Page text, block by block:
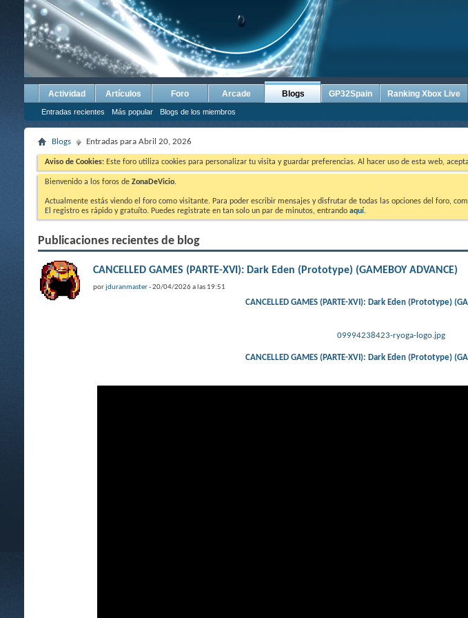
Actividad Artículos Foro Arcade Blogs
Entradas recientes Más popular Blogs de los miembros
GP32Spain Ranking Xbox Live
Blogs Entradas para Abril 20, 2026
Aviso de Cookies: Este foro utiliza cookies para personalizar tu visita y guardar preferencias. Al hacer uso de esta web,
Bienvenido a los foros de ZonaDeVicio.
Actualmente estás viendo el foro como visitante. Para poder escribir mensajes y disfrutar de todas las opciones del foro,
El registro es rápido y gratuíto. Puedes registrate en tan solo un par de minutos, entrando aquí.
Publicaciones recientes de blog
CANCELLED GAMES (PARTE-XVI): Dark Eden (Prototype) (GAMEBOY ADVANCE)
porjduranmaster- 20/04/2026 a las 19:51
CANCELLED GAMES (PARTE-XVI): Dark Eden (Prototype)
09994238423-ryoga-logo.jpg
CANCELLED GAMES (PARTE-XVI): Dark Eden (Prototype)